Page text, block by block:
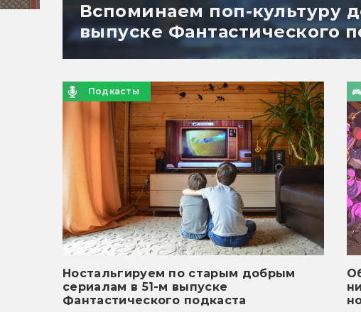
Вспоминаем поп-культуру
выпуске Фантастического
Подкасты
Ностальгируем по старым добрым
сериалам в 51-м выпуске
Фантастического подкаста